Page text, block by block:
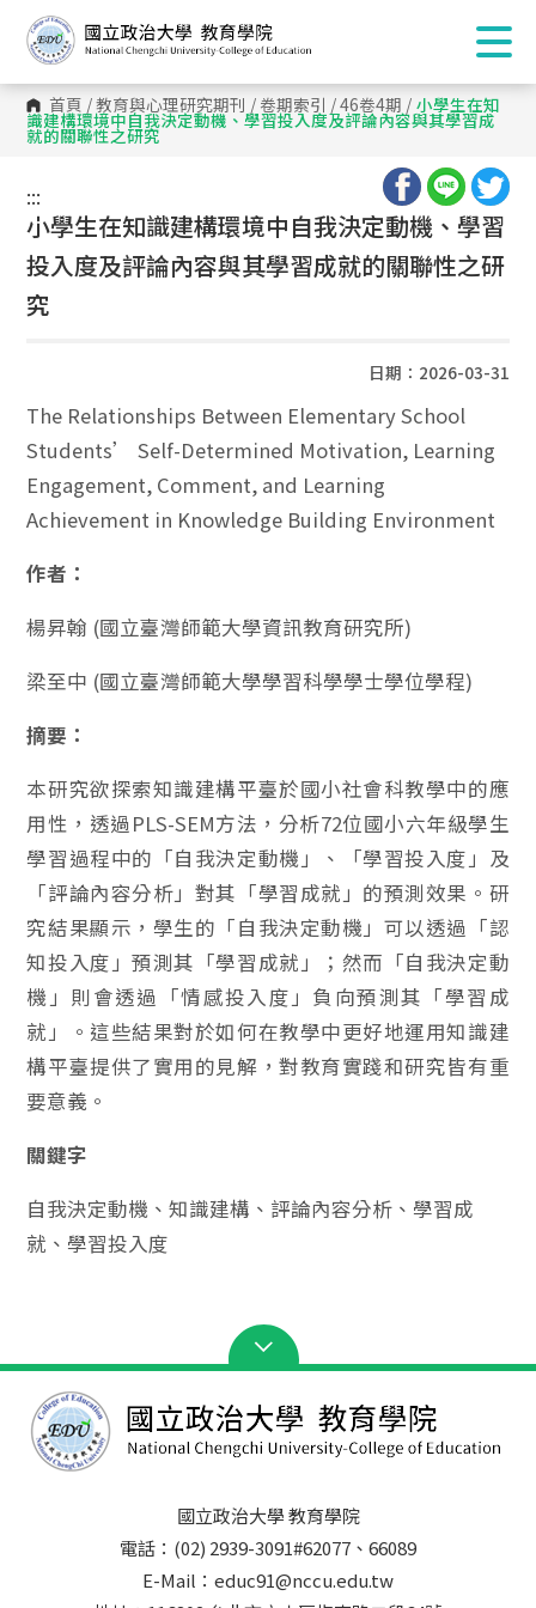
首頁 /教育與心理研究期刊 / 卷期索引 /46卷4期 / 小學生在知
識建構環境中自我決定動機、學習投入度及評論內容與其學習成
就的關聯性之研究
:::
:::
小學生在知識建構環境中自我決定動機、學習
投入度及評論內容與其學習成就的關聯性之研
究
日期：2026-03-31
The Relationships Between Elementary School
Students’ Self-Determined Motivation, Learning
Engagement, Comment, and Learning
Achievement in Knowledge Building Environment
作者：
楊昇翰 (國立臺灣師範大學資訊教育研究所)
梁至中 (國立臺灣師範大學學習科學學士學位學程)
摘要：
本研究欲探索知識建構平臺於國小社會科教學中的應
用性，透過PLS-SEM方法，分析72位國小六年級學生
學習過程中的「自我決定動機」、「學習投入度」及
「評論內容分析」對其「學習成就」的預測效果。研
究結果顯示，學生的「自我決定動機」可以透過「認
知投入度」預測其「學習成就」；然而「自我決定動
機」則會透過「情感投入度」負向預測其「學習成
就」。這些結果對於如何在教學中更好地運用知識建
構平臺提供了實用的見解，對教育實踐和研究皆有重
要意義。
關鍵字
自我決定動機、知識建構、評論內容分析、學習成
就、學習投入度
國立政治大學 教育學院
電話：(02) 2939-3091#62077、66089
E-Mail：educ91@nccu.edu.tw